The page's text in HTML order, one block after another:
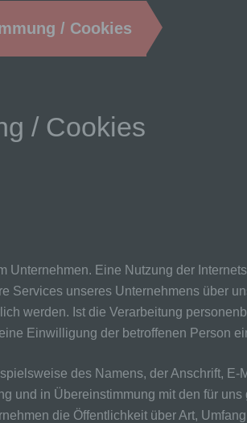
/ Cookies
/ Cookies
Unternehmen. Eine Nutzung der
Services unseres Unternehmens über
werden. Ist die Verarbeitung
Einwilligung der betroffenen Person
des Namens, der Anschrift,
und in Übereinstimmung mit den für
die Öffentlichkeit über Art,